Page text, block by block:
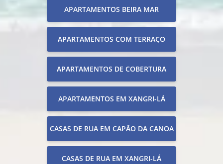
APARTAMENTOS BEIRA MAR
APARTAMENTOS COM TERRAÇO
APARTAMENTOS DE COBERTURA
APARTAMENTOS EM XANGRI-LÁ
CASAS DE RUA EM CAPÃO DA CANOA
CASAS DE RUA EM XANGRI-LÁ